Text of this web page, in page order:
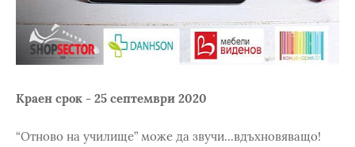
Краен срок - 25 септември 2020
“Отново на училище” може да звучи...вдъхновяващо!